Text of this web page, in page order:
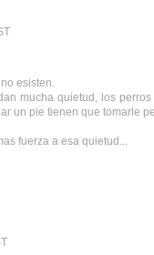
esisten.
mucha quietud, los
un pie tienen que tomarle
fuerza a esa quietud...